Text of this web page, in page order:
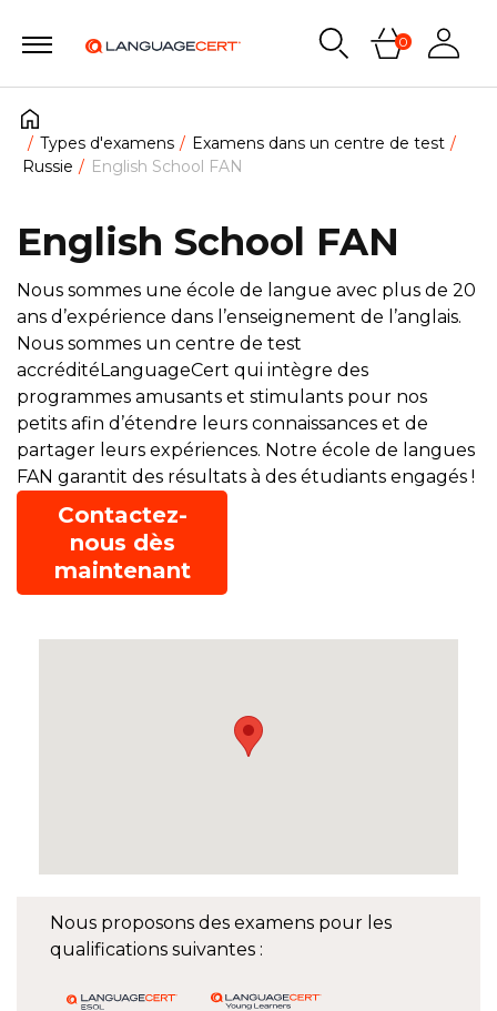
0
Types d'examens
Examens dans un centre de test
Russie
English School FAN
Nous proposons des examens pour les
qualifications suivantes :
English School FAN
Nous sommes une école de langue avec plus de 20
ans d’expérience dans l’enseignement de l’anglais.
Nous sommes un centre de test
accréditéLanguageCert qui intègre des
programmes amusants et stimulants pour nos
petits afin d’étendre leurs connaissances et de
partager leurs expériences. Notre école de langues
FAN garantit des résultats à des étudiants engagés !
Contactez-
nous dès
maintenant